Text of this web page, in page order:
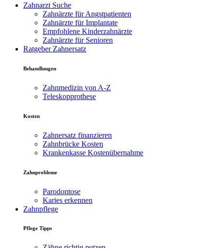
Zahnarzt Suche
Zahnärzte für Angstpatienten
Zahnärzte für Implantate
Empfohlene Kinderzahnärzte
Zahnärzte für Senioren
Ratgeber Zahnersatz
Behandlungen
Zahnmedizin von A-Z
Teleskopprothese
Kosten
Zahnersatz finanzieren
Zahnbrücke Kosten
Krankenkasse Kostenübernahme
Zahnprobleme
Parodontose
Karies erkennen
Zahnpflege
Pflege Tipps